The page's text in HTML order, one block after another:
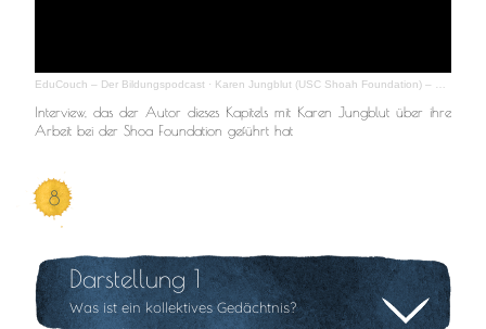
EduCouch – Der Bildungspodcast · Karen Jungblut (USC Shoah Foundation) – Die Zukunft der Erinnerung
Interview, das der Autor dieses Kapitels mit Karen Jungblut über ihre
Arbeit bei der Shoa Foundation geführt hat
8
Darstellung 1
Was ist ein kollektives Gedächtnis?